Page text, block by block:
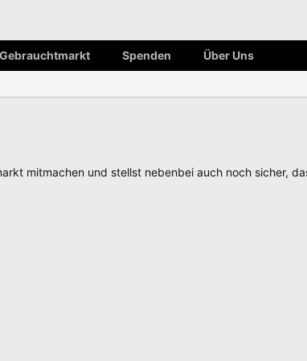
Gebrauchtmarkt Spenden Über Uns
mitmachen und stellst nebenbei auch noch sicher,